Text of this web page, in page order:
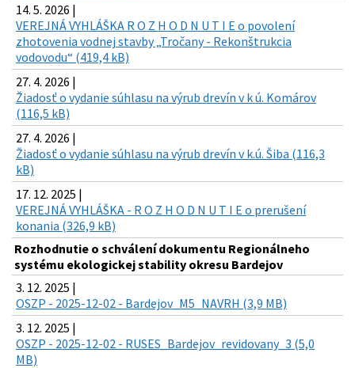
14. 5. 2026 |
VEREJNÁ VYHLÁŠKA R O Z H O D N U T I E o povolení
zhotovenia vodnej stavby „Tročany - Rekonštrukcia
vodovodu“ (419,4 kB)
27. 4. 2026 |
Žiadosť o vydanie súhlasu na výrub drevín v k ú. Komárov
(116,5 kB)
27. 4. 2026 |
Žiadosť o vydanie súhlasu na výrub drevín v k.ú. Šiba (116,3
kB)
17. 12. 2025 |
VEREJNÁ VYHLÁŠKA - R O Z H O D N U T I E o prerušení
konania (326,9 kB)
Rozhodnutie o schválení dokumentu Regionálneho
systému ekologickej stability okresu Bardejov
3. 12. 2025 |
OSZP - 2025-12-02 - Bardejov_M5_NAVRH (3,9 MB)
3. 12. 2025 |
OSZP - 2025-12-02 - RUSES_Bardejov_revidovany_3 (5,0
MB)